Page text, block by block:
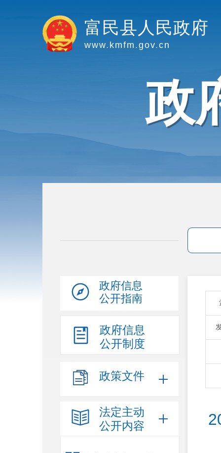
富民县人民政府
www.kmfm.gov.cn
政
政府信息
公开指南
政府信息
公开制度
政策文件
法定主动
公开内容